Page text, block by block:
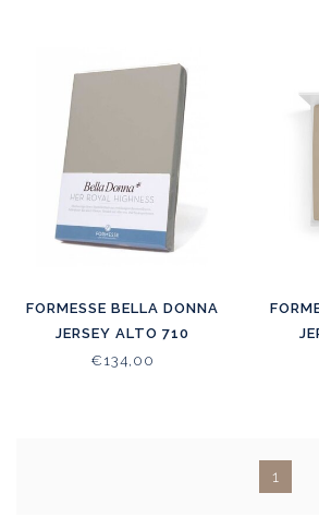
FORMESSE BELLA DONNA
JERSEY ALTO 710
€134,00
1